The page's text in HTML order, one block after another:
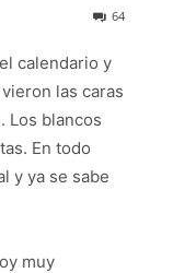
64
calendario y
las caras
Los blancos
En todo
y ya se sabe
muy